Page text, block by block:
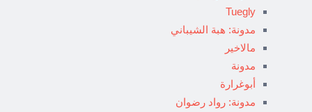
Tuegly
مدونة: هبة الشيباني
مالاخير
مدونة
أبوغرارة
مدونة: رواد رضوان